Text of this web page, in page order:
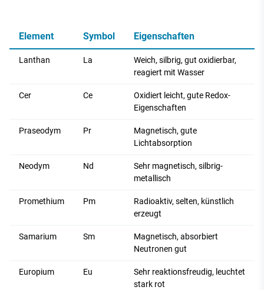
Element Symbol Eigenschaften
Lanthan La
Weich, silbrig, gut oxidierbar,
reagiert mit Wasser
Cer Ce
Oxidiert leicht, gute Redox-
Eigenschaften
Praseodym Pr
Magnetisch, gute
Lichtabsorption
Neodym Nd
Sehr magnetisch, silbrig-
metallisch
Promethium Pm
Radioaktiv, selten, künstlich
erzeugt
Samarium Sm
Magnetisch, absorbiert
Neutronen gut
Europium Eu
Sehr reaktionsfreudig, leuchtet
stark rot